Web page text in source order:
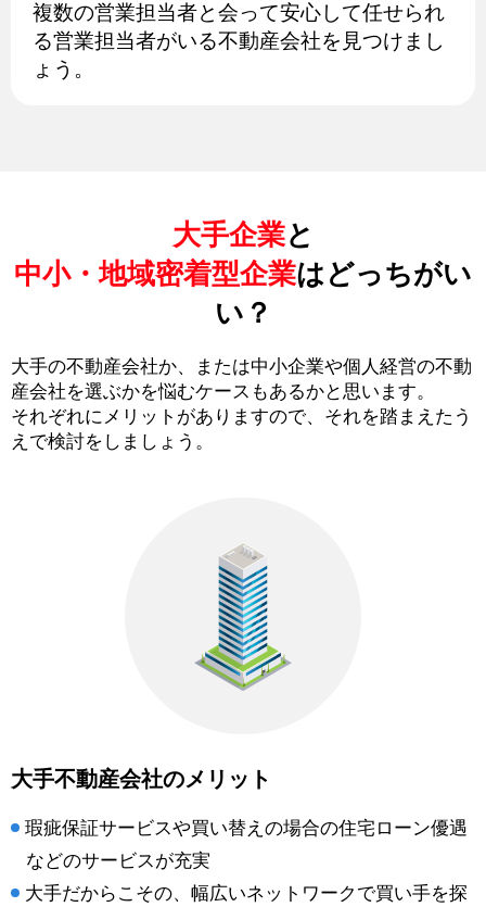
複数の営業担当者と会って安心して任せられ
る営業担当者がいる不動産会社を見つけまし
ょう。
大手企業と
中小・地域密着型企業はどっちがい
い？
大手の不動産会社か、または中小企業や個人経営の不動
産会社を選ぶかを悩むケースもあるかと思います。
それぞれにメリットがありますので、それを踏まえたう
えで検討をしましょう。
大手不動産会社のメリット
瑕疵保証サービスや買い替えの場合の住宅ローン優遇
などのサービスが充実
大手だからこその、幅広いネットワークで買い手を探